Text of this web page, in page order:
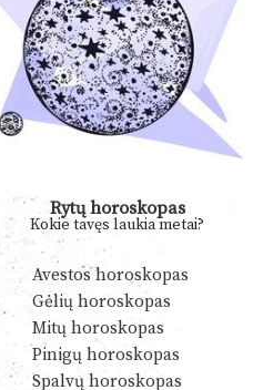
Rytų horoskopas
Kokie tavęs laukia metai?
Avestos horoskopas
Gėlių horoskopas
Mitų horoskopas
Pinigų horoskopas
Spalvų horoskopas